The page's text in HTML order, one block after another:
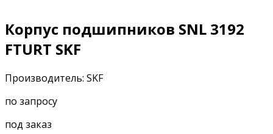
Корпус подшипников SNL 3192
FTURT SKF
Производитель: SKF
по запросу
под заказ